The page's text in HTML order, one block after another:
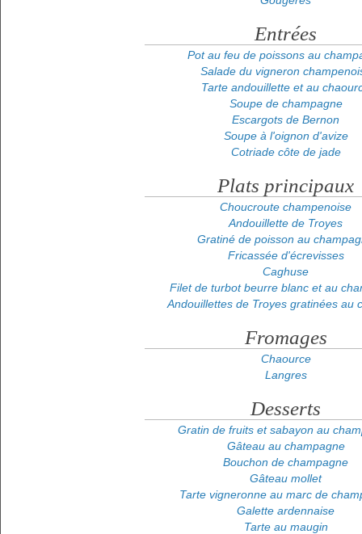
Entrées
Pot au feu de poissons au
Salade du vigneron
Tarte andouillette et au
Soupe de champagne
Escargots de Bernon
Soupe à l'oignon d'avize
Cotriade côte de jade
Plats principaux
Choucroute champenoise
Andouillette de Troyes
Gratiné de poisson au
Fricassée d'écrevisses
Caghuse
Filet de turbot beurre blanc et au
Andouillettes de Troyes gratinées au
Fromages
Chaource
Langres
Desserts
Gratin de fruits et sabayon au
Gâteau au champagne
Bouchon de champagne
Gâteau mollet
Tarte vigneronne au marc de
Galette ardennaise
Tarte au maugin